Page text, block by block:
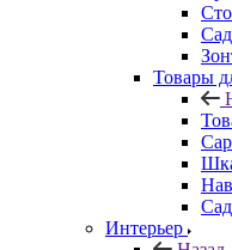
Товары
Интерьер